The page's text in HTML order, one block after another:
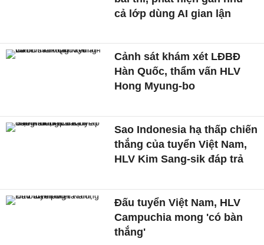
cả lớp dùng AI gian lận
Cảnh sát khám xét LĐBĐ
Hàn Quốc, thẩm vấn HLV
Hong Myung-bo
Sao Indonesia hạ thấp chiến
thắng của tuyển Việt Nam,
HLV Kim Sang-sik đáp trả
Đấu tuyển Việt Nam, HLV
Campuchia mong 'có bàn
thắng'